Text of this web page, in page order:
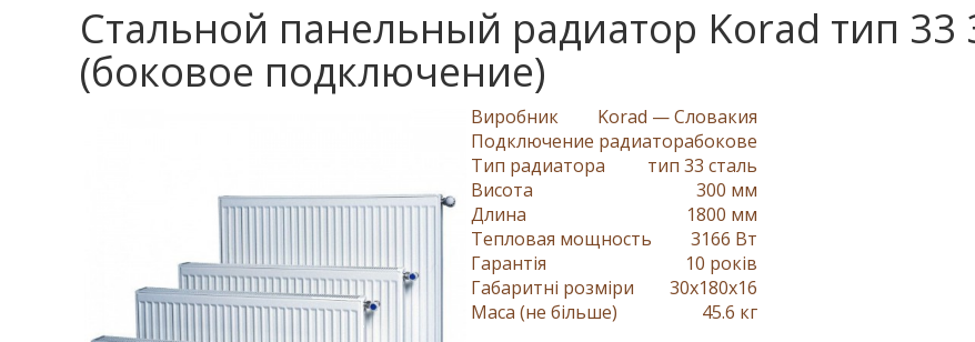
Стальной панельный радиатор Korad тип 33
(боковое подключение)
Виробник
Korad — Словакия
Подключение радиаторабокове
Тип радиатора
тип 33 сталь
Висота
300 мм
Длина
1800 мм
Тепловая мощность
3166 Вт
Гарантія
10 років
Габаритні розміри
30x180x16
Маса (не більше)
45.6 кг